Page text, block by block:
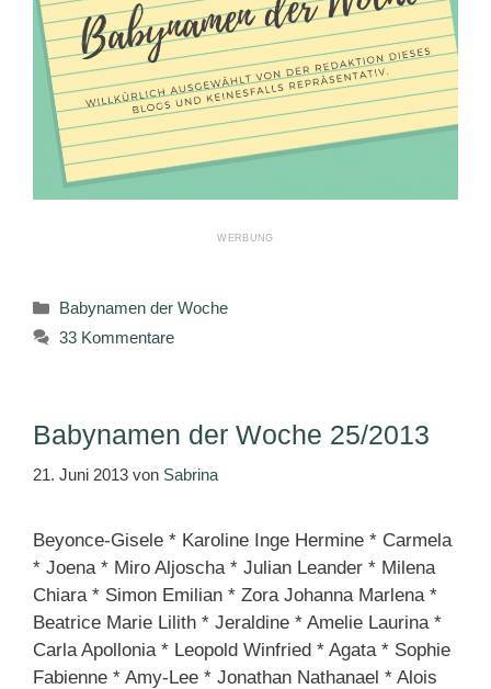
Kategorien
Babynamen der Woche
33 Kommentare
Babynamen der Woche 25/2013
21. Juni 2013 von Sabrina
Beyonce-Gisele * Karoline Inge Hermine * Carmela
* Joena * Miro Aljoscha * Julian Leander * Milena
Chiara * Simon Emilian * Zora Johanna Marlena *
Beatrice Marie Lilith * Jeraldine * Amelie Laurina *
Carla Apollonia * Leopold Winfried * Agata * Sophie
Fabienne * Amy-Lee * Jonathan Nathanael * Alois